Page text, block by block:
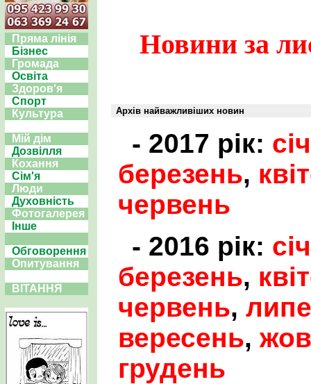
Пряма лінія
Бізнес
Громада
Освіта
Здоров'я
Спорт
Культура
Мій дім
Дозвілля
Кохання
Сім'я
Люди
Духовність
Фотогалерея
Інше
Обговорення
Опитування
ВІТАННЯ
Новини за
Архів найважливіших новин
- 2017 рік:
березень,
червень
- 2016 рік:
березень,
червень,
вересень,
грудень